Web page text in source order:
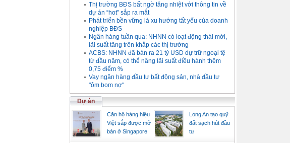
Thị trường BĐS bất ngờ tăng nhiệt với thông tin về
dự án “hot” sắp ra mắt
Phát triển bền vững là xu hướng tất yếu của doanh
nghiệp BĐS
Ngân hàng tuần qua: NHNN có loạt động thái mới,
lãi suất tăng trên khắp các thị trường
ACBS: NHNN đã bán ra 21 tỷ USD dự trữ ngoại tệ
từ đầu năm, có thể nâng lãi suất điều hành thêm
0,75 điểm %
Vay ngân hàng đầu tư bất động sản, nhà đầu tư
"ôm bom nợ"
Dự án
Căn hộ hàng hiệu
Việt sắp được mở
bán ở Singapore
Long An tạo quỹ
đất sạch hút đầu
tư